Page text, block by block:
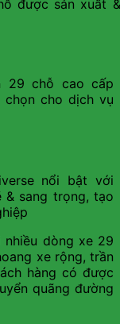
được sản xuất
29 chỗ cao cấp
chọn cho dịch vụ
nổi bật với
& sang trọng, tạo
dòng xe 29
xe rộng, trần
hàng có được
quãng đường